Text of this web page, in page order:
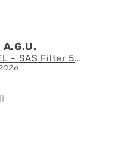
AQUAEL - SAS Filter 500 - Skimmer de superficie